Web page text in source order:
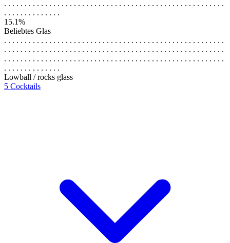
. . . . . . . . . . . . . . . . . . . . . . . . . . . . . . . . . . . . . . . . . . . . . . . . . . . . . .
. . . . . . . . . . . . . .
15.1%
Beliebtes Glas
. . . . . . . . . . . . . . . . . . . . . . . . . . . . . . . . . . . . . . . . . . . . . . . . . . . . . .
. . . . . . . . . . . . . . . . . . . . . . . . . . . . . . . . . . . . . . . . . . . . . . . . . . . . . .
. . . . . . . . . . . . . . . . . . . . . . . . . . . . . . . . . . . . . . . . . . . . . . . . . . . . . .
. . . . . . . . . . . . . .
Lowball / rocks glass
5 Cocktails